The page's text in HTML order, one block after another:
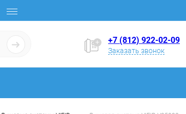
+7 (812) 922-02-09
Заказать звонок